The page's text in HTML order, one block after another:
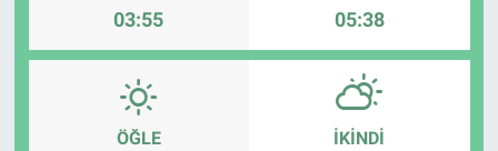
03:55 05:38
ÖĞLE İKINDI